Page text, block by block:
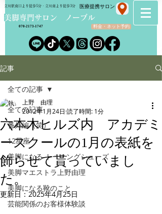
​美脚専門サロン ノーブル
立川駅南口より徒歩5分・立川南より徒歩3分
料金・ネット予約
070-2173-1747
​医療提携サロン
記事
全ての記事
番外編（笑）
12星座
美脚になる トーニングシューズ
美脚マエストラ上野由理
美脚になる靴のこと
芸能関係のお客様体験談
全ての記事
六本木ヒルズ内 アカデミ
ースクールの1月の表紙を
飾らせて貰っていまし
た。
上野 由理
2012年1月24日 読了時間: 1分
更新日：2025年4月25日